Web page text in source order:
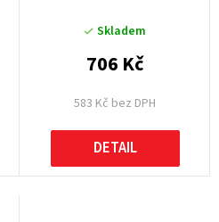
Skladem
583 Kč bez DPH
706 Kč
DETAIL